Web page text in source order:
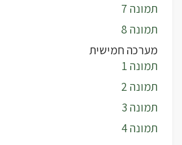
תמונה 7
תמונה 8
מערכה חמישית
תמונה 1
תמונה 2
תמונה 3
תמונה 4